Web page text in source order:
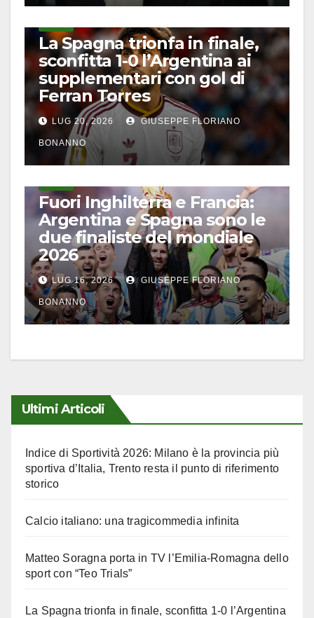
La Spagna trionfa in finale,
sconfitta 1-0 l’Argentina ai
supplementari con gol di
Ferran Torres
LUG 20, 2026 GIUSEPPE FLORIANO
BONANNO
Fuori Inghilterra e Francia:
Argentina e Spagna sono le
due finaliste del mondiale
2026
LUG 16, 2026 GIUSEPPE FLORIANO
BONANNO
Ultimi Articoli
Indice di Sportività 2026: Milano è la provincia più
sportiva d’Italia, Trento resta il punto di riferimento
storico
Calcio italiano: una tragicommedia infinita
Matteo Soragna porta in TV l’Emilia-Romagna dello
sport con “Teo Trials”
La Spagna trionfa in finale, sconfitta 1-0 l’Argentina